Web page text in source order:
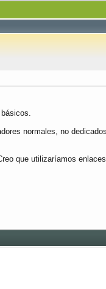
normales, no
que utilizaríamos